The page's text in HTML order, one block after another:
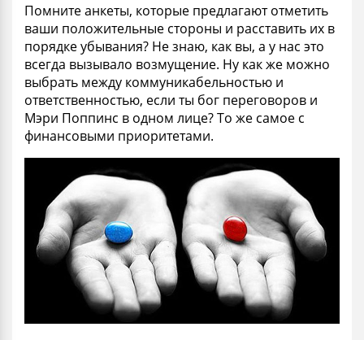
Помните анкеты, которые предлагают отметить
ваши положительные стороны и расставить их в
порядке убывания? Не знаю, как вы, а у нас это
всегда вызывало возмущение. Ну как же можно
выбрать между коммуникабельностью и
ответственностью, если ты бог переговоров и
Мэри Поппинс в одном лице? То же самое с
финансовыми приоритетами.